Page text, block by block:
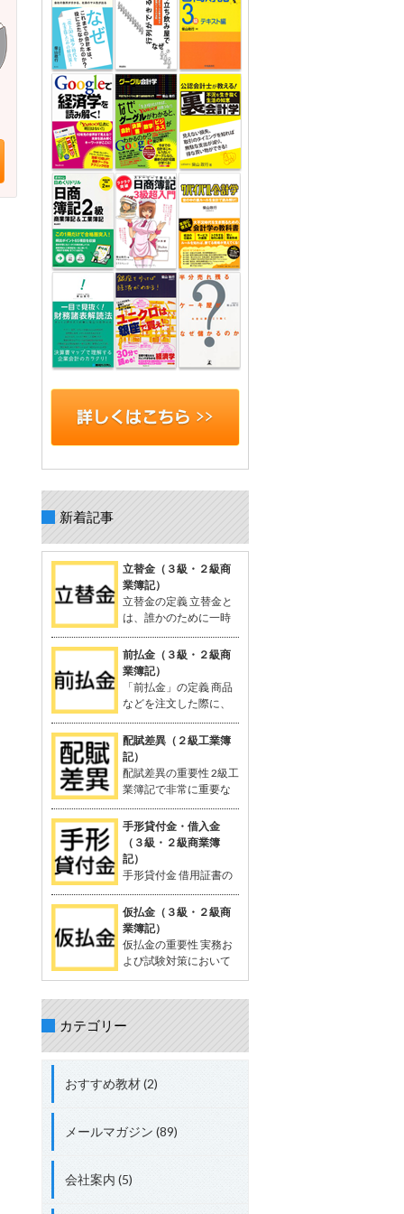
新着記事
立替金（３級・２級商
業簿記）
立替金の定義 立替金と
は、誰かのために一時
的に支払った代金で、
後日精算されるもの。 よく関連語句と
して「給料」がセットで出てくる。 立
替金の概念 例：従業員の個人的な支出
や取引先の負担すべき広告費などを、
一時的に立て替えて支払う。 支払った
金額は「将来返してもらう予定のお
金」として資産に計上される。 立替金
は「立替金の請求権」として扱われ、
資産勘定に計上。 簿記の問題での立替
金 給与支給時に従業員に対する立替金
を相殺する処理が出題されることがあ
る。 立替金の処理について理解してお
くことが重要。 具体的な取引例 例：従
業員の頼みで、個人的な支出65,000円
を立て替え、現金で支払う。 仕訳： 借
方：立替金 65,000円 貸方：現金
前払金（３級・２級商
業簿記）
「前払金」の定義 商品
などを注文した際に、
品物を受け取る前に支
払った手付金や内金のこと。 支払いに
関連する勘定科目として「前払金」が
使用される。 関連する用語：商品の仕
入れなど。 「前払金」の概念 契約や注
文が成立した際、手付金を支払うこと
が一般的。 支払った時点では品物の受
け取りが確定していないため、「一時
的に相手に預けているお金」として扱
う。 支払った金額は資産勘定に計上さ
れ、将来的に商品を受け取る権利を持
つと考えられる。 「前払金」の特性 仕
入れや費用として確定しているわけで
はない。 目的の品物が手に入らなけれ
ば、支払った金額を返金してもらうこ
ともある。 「前渡金」という用語も同
義で使用されることがある。 取引例
配賦差異（２級工業簿
記）
配賦差異の重要性 2級工
業簿記で非常に重要な
概念。 製造間接費を予
定配賦や標準原価計算で計算する際に
生じる差異。 試験対策として配賦差異
の理解は必須。 配賦差異の定義 配賦差
異は、製造間接費の予定配賦額（正常
配賦額）と実際発生額との差額。 この
差異の把握は、原価管理やコスト管理
において重要。 関連用語 「実際配
賦」、「予定配賦率」、「製造間接
費」、「部門費」など。 配賦差異には
「予算差異」と「操業度差異」の2種
類がある。 配賦差異の計算方法 予定
（正常）配賦額 = 予定（正常）配賦率
× 実際操業度。 実際発生額との差額が
配賦差異。 差異の処理方法 実際発生額
が予定額を上回る場合、追加コストと
して借方差異（不利差異）。 実際発生
額が予定額を下回る場合、コスト節約
手形貸付金・借入金
（３級・２級商業簿
記）
手形貸付金 借用証書の
代わりに約束手形を使
って行われる貸付債権。 資産に分類さ
れる。 手形を使わない場合は、「貸付
金」 手形借入金 借用証書の代わりに約
束手形を使って行われる借入債務。 負
債に分類される。 手形を使わない場合
れる場合：「手形借入金」 具体例 200
座預金に入金された場合： 借方：当座
+ 2,000,000円 総勘定元帳への転記 資
産：「当座預金 + 2,000,000円」 負
仮払金（３級・２級商
業簿記）
仮払金の重要性 実務お
よび試験対策において
重要な科目。 簿記3級以
類 資産勘定に分類される。 実際の支出
る。 仮払金の定義 支出金額や内容が確
定していない場合に一時的に支払う際
に使用する勘定科目。 支出内容が確定
した時点で精算処理を行い、仮払金は
解消される。 短期間で精算されること
が前提。 関連する勘定科目 現金や仮受
使用例 例: 出張費が確定しない場合、
社員に2,000円を仮払金として渡し、
カテゴリー
おすすめ教材 (2)
メールマガジン (89)
会社案内 (5)